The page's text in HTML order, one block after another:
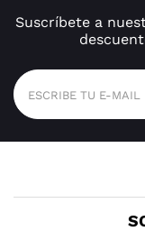
Suscríbete a